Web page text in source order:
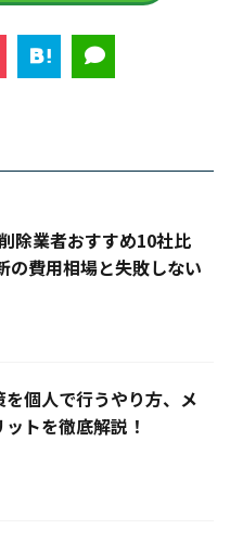
除業者おすすめ10社比
の費用相場と失敗しない
個人で行うやり方、メ
トを徹底解説！